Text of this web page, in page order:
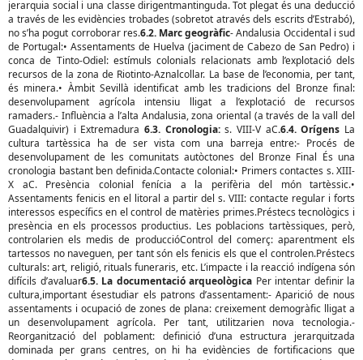
jerarquia social i una classe dirigentmantinguda. Tot plegat és una deducció
a través de les evidències trobades (sobretot através dels escrits d’Estrabó),
no s’ha pogut corroborar res.6.2. Marc geogràfic- Andalusia Occidental i sud
de Portugal:• Assentaments de Huelva (jaciment de Cabezo de San Pedro) i
conca de Tinto-Odiel: estímuls colonials relacionats amb l’explotació dels
recursos de la zona de Riotinto-Aznalcollar. La base de l’economia, per tant,
és minera.• Àmbit Sevillà identificat amb les tradicions del Bronze final:
desenvolupament agrícola intensiu lligat a l’explotació de recursos
ramaders.- Influència a l’alta Andalusia, zona oriental (a través de la vall del
Guadalquivir) i Extremadura 6.3. Cronologia:s. VIII-V aC.6.4. Orígens La
cultura tartèssica ha de ser vista com una barreja entre:- Procés de
desenvolupament de les comunitats autòctones del Bronze Final És una
cronologia bastant ben definida.Contacte colonial:• Primers contactes s. XIII-
X aC. Presència colonial fenícia a la perifèria del món tartèssic.•
Assentaments fenicis en el litoral a partir del s. VIII: contacte regular i forts
interessos específics en el control de matèries primes.Préstecs tecnològics i
presència en els processos productius. Les poblacions tartèssiques, però,
controlarien els medis de produccióControl del comerç: aparentment els
tartessos no naveguen, per tant són els fenicis els que el controlen.Préstecs
culturals: art, religió, rituals funeraris, etc. L’impacte i la reacció indígena són
difícils d’avaluar6.5. La documentació arqueològica Per intentar definir la
cultura,important ésestudiar els patrons d’assentament:- Aparició de nous
assentaments i ocupació de zones de plana: creixement demogràfic lligat a
un desenvolupament agrícola. Per tant, utilitzarien nova tecnologia.-
Reorganització del poblament: definició d’una estructura jerarquitzada
dominada per grans centres, on hi ha evidències de fortificacions que